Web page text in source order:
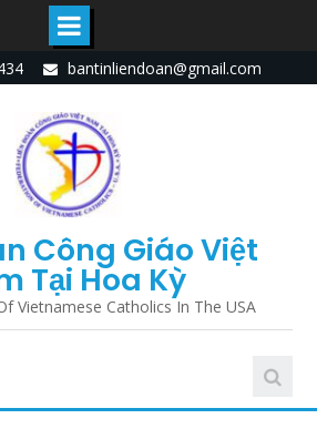
bantinliendoan@gmail.com
Công Giáo Việt
Tại Hoa Kỳ
Vietnamese Catholics In The USA